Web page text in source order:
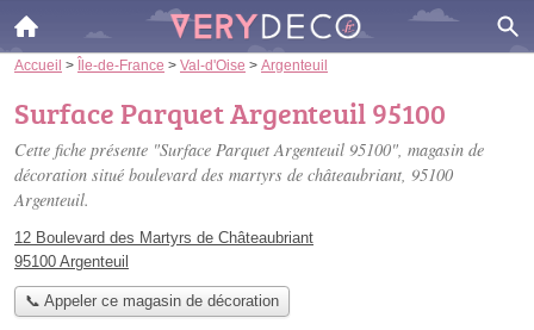
Accueil > Île-de-France > Val-d'Oise > Argenteuil
Surface Parquet Argenteuil 95100
Cette fiche présente "Surface Parquet Argenteuil 95100", magasin de
décoration situé boulevard des martyrs de châteaubriant, 95100
Argenteuil.
12 Boulevard des Martyrs de Châteaubriant
95100 Argenteuil
📞 Appeler ce magasin de décoration